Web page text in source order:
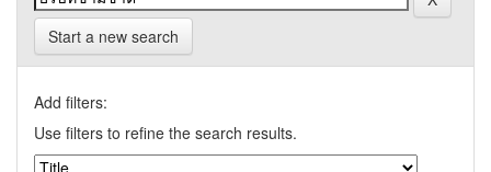
Start a new search
Add filters:
Use filters to refine the search results.